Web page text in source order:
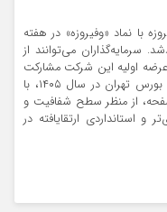
با نماد «وفیروزه» در هفته
سرمایه‌گذاران می‌توانند از
عرضه اولیه این شرکت مشارکت
کنند. این عرضه اولیه به‌عنوان نخستین عرضه بورس تهران در سال ۱۴۰۵، با
امیدنامه‌ای متفاوت و در بیش از ۴۵۰ صفحه، از منظر سطح شفافیت و
و استانداردی ارتقایافته در